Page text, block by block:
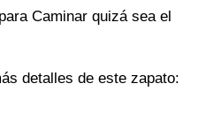
Caminar quizá sea el
detalles de este zapato: